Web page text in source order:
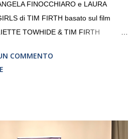
FINOCCHIARO e LAURA
di TIM FIRTH basato sul film
TOWHIDE & TIM FIRTH
COMMENTO